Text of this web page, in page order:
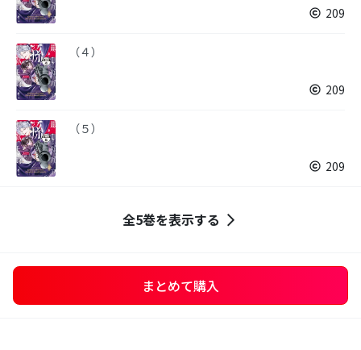
209
（４）
209
（５）
209
全5巻を表示する
まとめて購入